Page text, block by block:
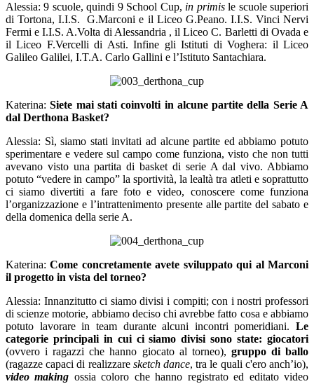
Alessia: 9 scuole, quindi 9 School Cup, in primisle scuole superiori
di Tortona, I.I.S.
G.Marconi e il Liceo G.Peano. I.I.S. Vinci Nervi
Fermi e I.I.S. A.Volta di Alessandria , il Liceo C. Barletti di Ovada e
il Liceo F.Vercelli di Asti. Infine gli Istituti di Voghera: il Liceo
Galileo Galilei, I.T.A. Carlo Gallini e l’Istituto Santachiara.
Katerina: Siete mai stati coinvolti in alcune partite della Serie A
dal Derthona Basket?
Alessia: Sì, siamo stati invitati ad alcune partite ed abbiamo potuto
sperimentare e vedere sul campo come funziona, visto che non tutti
avevano visto una partita di basket di serie A dal vivo. Abbiamo
potuto “vedere in campo” la sportività, la lealtà tra atleti e soprattutto
ci siamo divertiti a fare foto e video, conoscere come funziona
l’organizzazione e l’intrattenimento presente alle partite del sabato e
della domenica della serie A.
Katerina: Come concretamente avete sviluppato qui al Marconi
il progetto in vista del torneo?
Alessia: Innanzitutto ci siamo divisi i compiti; con i nostri professori
di scienze motorie, abbiamo deciso chi avrebbe fatto cosa e abbiamo
potuto lavorare in team durante alcuni incontri pomeridiani. Le
categorie principali in cui ci siamo divisi sono state: giocatori
(ovvero i ragazzi che hanno giocato al torneo), gruppo di ballo
(ragazze capaci di realizzare sketch dance, tra le quali c'ero anch’io),
video making ossia coloro che hanno registrato ed editato video